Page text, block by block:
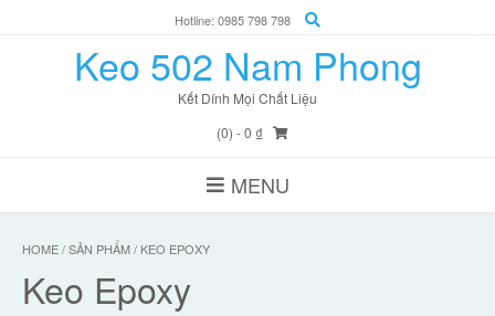
Hotline: 0985 798 798
Keo 502 Nam Phong
Kết Dính Mọi Chất Liệu
(0) - 0 ₫
MENU
HOME/SẢN PHẨM/ KEO EPOXY
Keo Epoxy